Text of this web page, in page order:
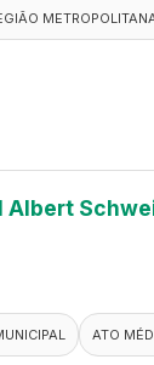
Albert
ATO